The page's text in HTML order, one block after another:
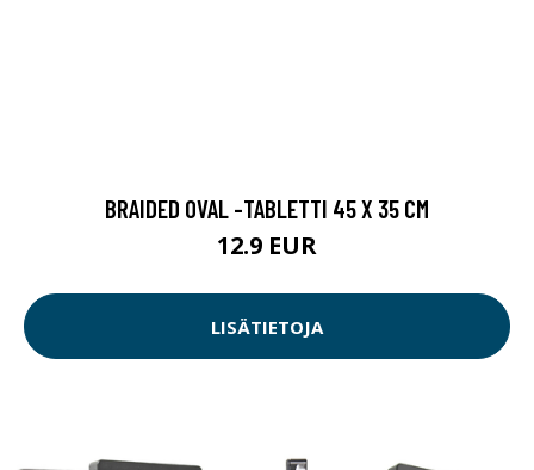
BRAIDED OVAL -TABLETTI 45 X 35 CM
12.9 EUR
LISÄTIETOJA